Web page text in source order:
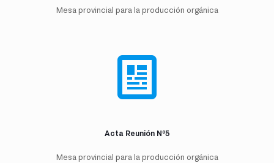
Mesa provincial para la producción orgánica
Acta Reunión Nº5
Mesa provincial para la producción orgánica